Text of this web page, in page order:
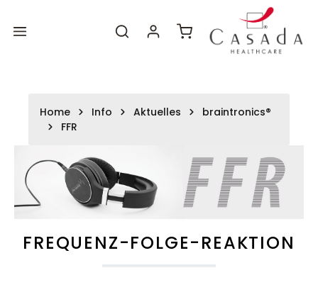
Hauptinhalt
FooterWarenkorb enthält 0
Home Info Aktuelles
braintronics®
FFR
FREQUENZ-FOLGE-REAKTION